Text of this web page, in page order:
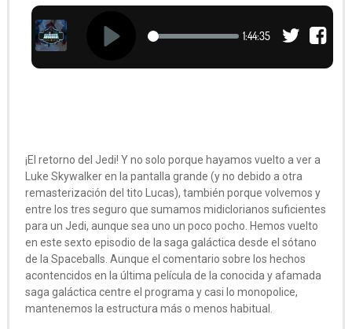
¡El retorno del Jedi! Y no solo porque hayamos vuelto a ver a
Luke Skywalker en la pantalla grande (y no debido a otra
remasterización del tito Lucas), también porque volvemos y
entre los tres seguro que sumamos midiclorianos suficientes
para un Jedi, aunque sea uno un poco pocho. Hemos vuelto
en este sexto episodio de la saga galáctica desde el sótano
de la Spaceballs. Aunque el comentario sobre los hechos
acontencidos en la última película de la conocida y afamada
saga galáctica centre el programa y casi lo monopolice,
mantenemos la estructura más o menos habitual.